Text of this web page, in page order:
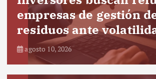
empresas de gestión
residuos ante
agosto 10, 2026